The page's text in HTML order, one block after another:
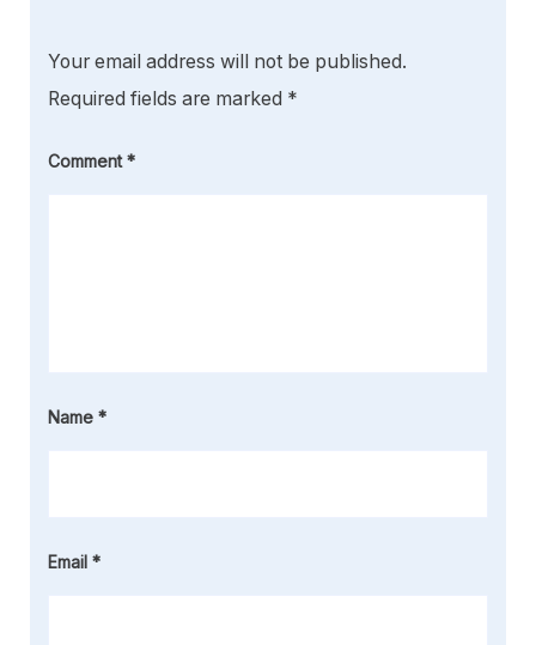
Your email address will not be published.
Required fields are marked *
Comment*
Name *
Email *